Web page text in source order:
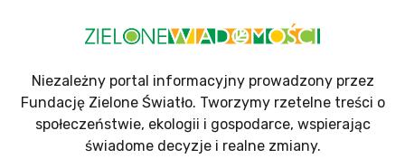
Niezależny portal informacyjny prowadzony przez
Fundację Zielone Światło. Tworzymy rzetelne treści o
społeczeństwie, ekologii i gospodarce, wspierając
świadome decyzje i realne zmiany.